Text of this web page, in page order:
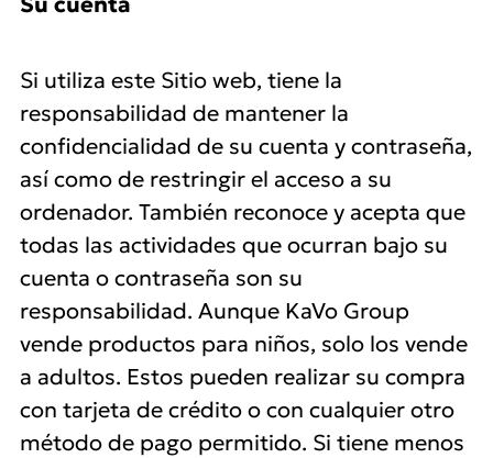
Si utiliza este Sitio web, tiene la
responsabilidad de mantener la
confidencialidad de su cuenta y contraseña,
así como de restringir el acceso a su
ordenador. También reconoce y acepta que
todas las actividades que ocurran bajo su
cuenta o contraseña son su
responsabilidad. Aunque KaVo Group
vende productos para niños, solo los vende
a adultos. Estos pueden realizar su compra
con tarjeta de crédito o con cualquier otro
método de pago permitido. Si tiene menos